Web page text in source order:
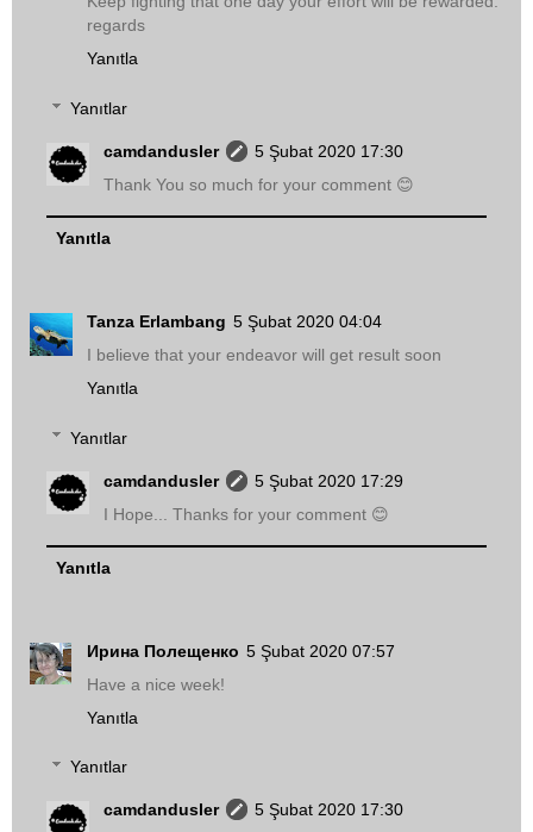
regards
Yanıtla
Yanıtlar
camdandusler
5 Şubat 2020 17:30
Thank You so much for your comment 😊
Yanıtla
Tanza Erlambang 5 Şubat 2020 04:04
I believe that your endeavor will get result soon
Yanıtla
Yanıtlar
camdandusler
5 Şubat 2020 17:29
I Hope... Thanks for your comment 😊
Yanıtla
Ирина Полещенко 5 Şubat 2020 07:57
Have a nice week!
Yanıtla
Yanıtlar
camdandusler
5 Şubat 2020 17:30